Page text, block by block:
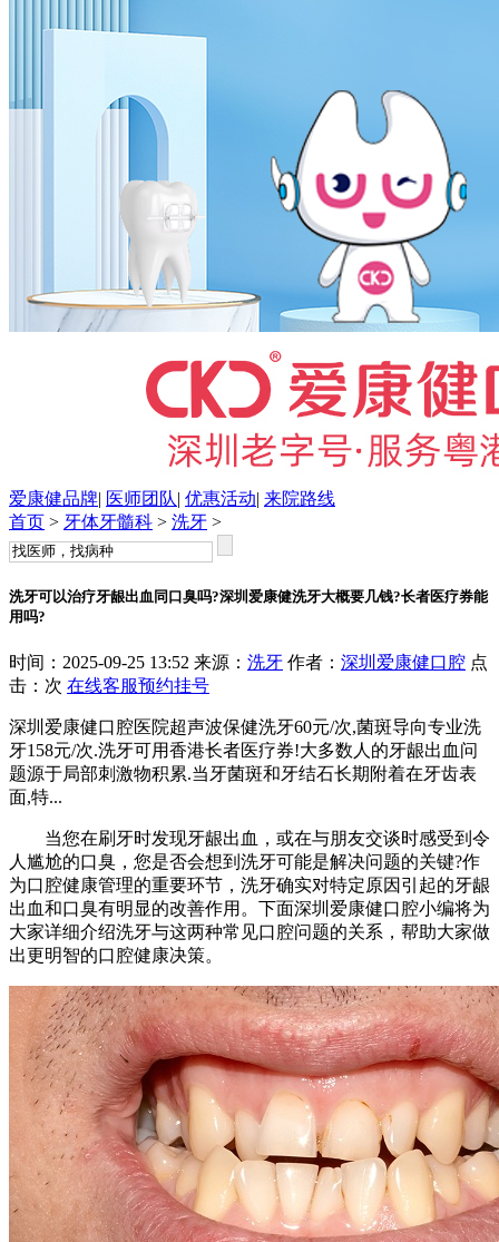
爱康健品牌| 医师团队| 优惠活动| 来院路线
首页 > 牙体牙髓科 > 洗牙 >
洗牙可以治疗牙龈出血同口臭吗?深圳爱康健洗牙大概要几钱?长者医疗券能
用吗?
时间：2025-09-25 13:52 来源： 洗牙 作者： 深圳爱康健口腔 点
击： 次 在线客服预约挂号
深圳爱康健口腔医院超声波保健洗牙60元/次,菌斑导向专业洗
牙158元/次.洗牙可用香港长者医疗券!大多数人的牙龈出血问
题源于局部刺激物积累.当牙菌斑和牙结石长期附着在牙齿表
面,特...
当您在刷牙时发现牙龈出血，或在与朋友交谈时感受到令
人尴尬的口臭，您是否会想到洗牙可能是解决问题的关键?作
为口腔健康管理的重要环节，洗牙确实对特定原因引起的牙龈
出血和口臭有明显的改善作用。下面深圳爱康健口腔小编将为
大家详细介绍洗牙与这两种常见口腔问题的关系，帮助大家做
出更明智的口腔健康决策。